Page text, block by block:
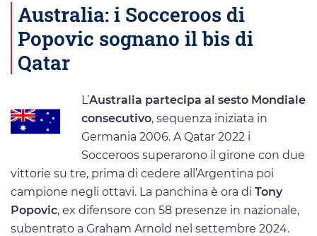
Australia: i Socceroos di
Popovic sognano il bis di
Qatar
L’Australia partecipa al sesto Mondiale
consecutivo, sequenza iniziata in
Germania 2006. A Qatar 2022 i
Socceroos superarono il girone con due
vittorie su tre, prima di cedere all’Argentina poi
campione negli ottavi. La panchina è ora di Tony
Popovic, ex difensore con 58 presenze in nazionale,
subentrato a Graham Arnold nel settembre 2024.